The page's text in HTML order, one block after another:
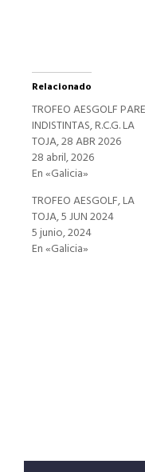
Relacionado
TROFEO AESGOLF
INDISTINTAS, R.C.G. LA
TOJA, 28 ABR 2026
28 abril, 2026
En «Galicia»
TROFEO AESGOLF, LA
TOJA, 5 JUN 2024
5 junio, 2024
En «Galicia»